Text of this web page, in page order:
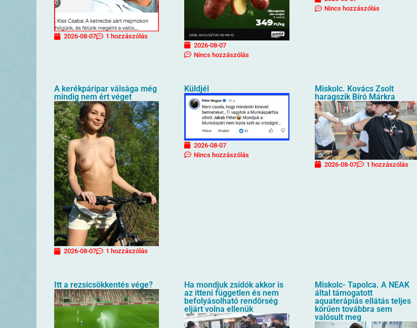
2026-08-07 1 hozzászólás
2026-08-07
Nincs hozzászólás
Nincs hozzászólás
A kerékpáripar válsága még
mindig nem ért véget
2026-08-07 1 hozzászólás
Küldjél
2026-08-07
Nincs hozzászólás
Miskolc. Kovács Zsolt
haragszik Bíró Márkra
2026-08-07 1 hozzászólás
Itt a rezsicsökkentés vége?
Ha mondjuk zsídók akkor is
az itteni független és nem
befolyásolható rendőrség
eljárt volna ellenük
Miskolc- Tapolca. A NEAK
által támogatott
aquaterápiás ellátás teljes
körűen továbbra sem
valósult meg